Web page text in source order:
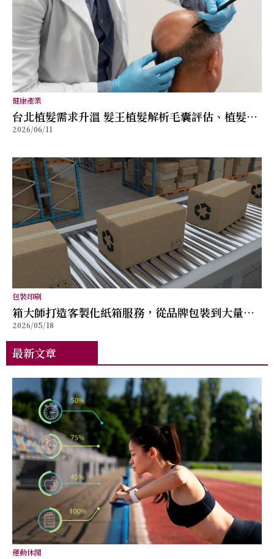
健康產業
台北植髮需求升溫 髮王植髮解析毛囊評估、植髮規
劃與術後管理重點
2026/06/11
包裝印刷
箱大師打造客製化紙箱服務，從品牌包裝到大量出
貨提供完整解決方案
2026/05/18
最新文章
運動休閒